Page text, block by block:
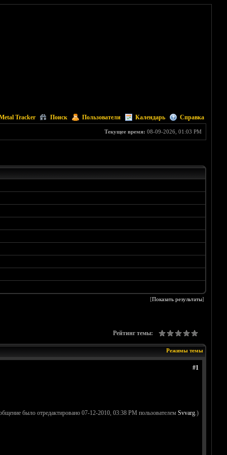
Tracker Поиск Пользователи Календарь Справка
Текущее время: 08-09-2026, 01:03 PM
[Показать результаты]
Рейтинг темы:
Режимы темы
#1
было отредактировано 07-12-2010, 03:38 PM пользователем Svvarg.)